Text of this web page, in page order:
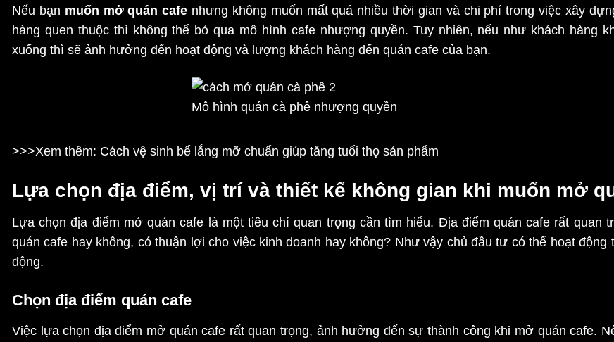
Nếu bạn muốn mở quán cafe nhưng không muốn mất quá nhiều thời gian và chi phí trong việc xây
hàng quen thuộc thì không thể bỏ qua mô hình cafe nhượng quyền. Tuy nhiên, nếu như khách hàng
xuống thì sẽ ảnh hưởng đến hoạt động và lượng khách hàng đến quán cafe của bạn.
Mô hình quán cà phê nhượng quyền
>>>Xem thêm: Cách vệ sinh bể lắng mỡ chuẩn giúp tăng tuổi thọ sản phẩm
Lựa chọn địa điểm, vị trí và thiết kế không gian khi muốn mở
Lựa chọn địa điểm mở quán cafe là một tiêu chí quan trọng cần tìm hiểu. Địa điểm quán cafe rất quan
quán cafe hay không, có thuận lợi cho việc kinh doanh hay không? Như vậy chủ đầu tư có thể hoạt
động.
Chọn địa điểm quán cafe
Việc lựa chọn địa điểm mở quán cafe rất quan trọng, ảnh hưởng đến sự thành công khi mở quán cafe.